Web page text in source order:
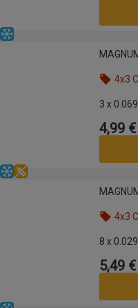
MAGNUM Gelat de xocolata
Congelat
4x3
3 x
Preu
4,99 €
MAGNUM Gelat de vainilla
Congelat
Sense gluten
4x3
8 x
Preu
5,49 €